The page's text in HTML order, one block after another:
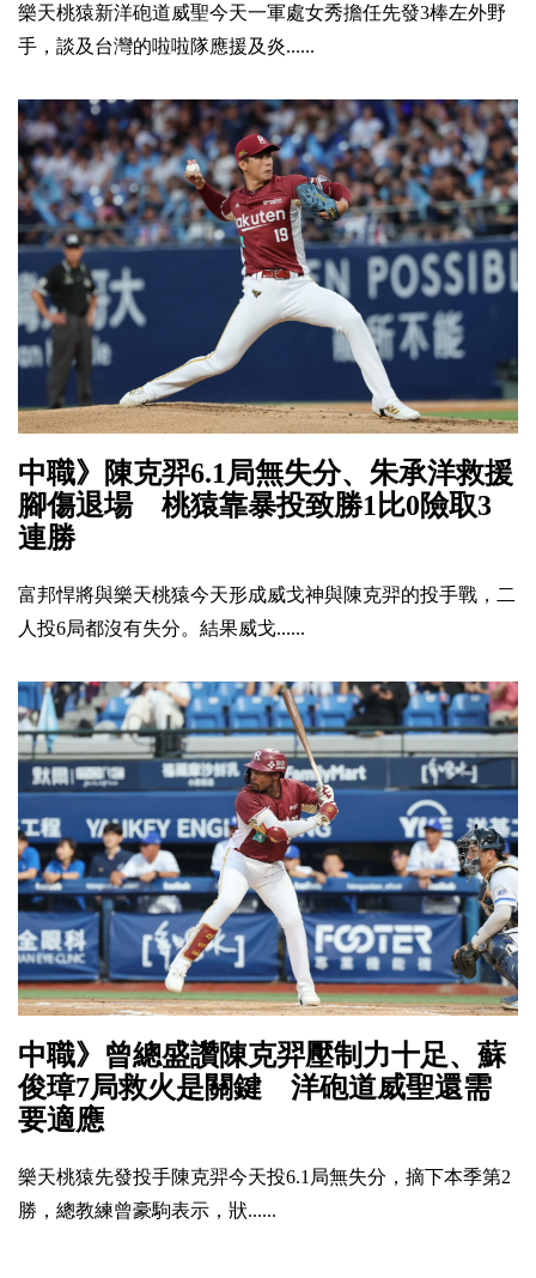
樂天桃猿新洋砲道威聖今天一軍處女秀擔任先發3棒左外野
手，談及台灣的啦啦隊應援及炎......
中職》陳克羿6.1局無失分、朱承洋救援
腳傷退場 桃猿靠暴投致勝1比0險取3
連勝
富邦悍將與樂天桃猿今天形成威戈神與陳克羿的投手戰，二
人投6局都沒有失分。結果威戈......
中職》曾總盛讚陳克羿壓制力十足、蘇
俊璋7局救火是關鍵 洋砲道威聖還需
要適應
樂天桃猿先發投手陳克羿今天投6.1局無失分，摘下本季第2
勝，總教練曾豪駒表示，狀......